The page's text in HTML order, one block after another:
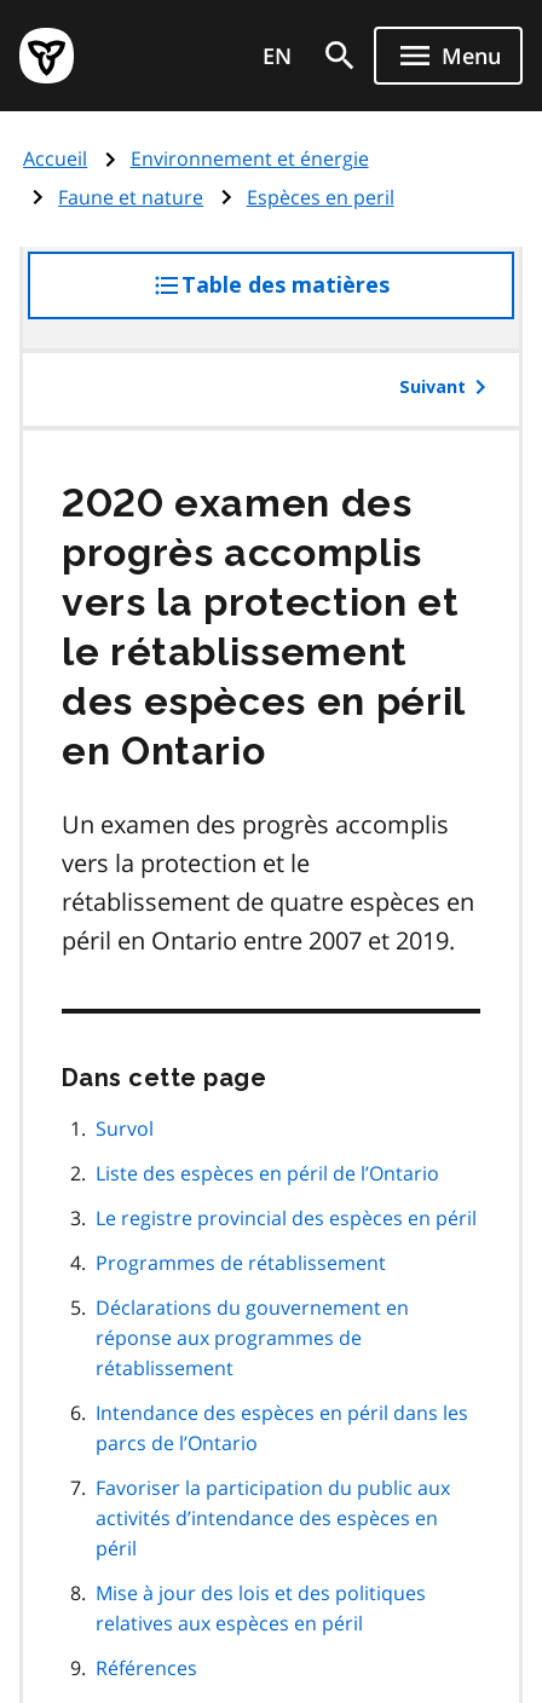
au
contenu
principal
Page
d'accueil
de
l'Ontario
EN Menu
Accueil
Environnement et énergie
Faune et nature
Espèces en peril
Table des matières
à
table
Suivant
2020 examen des
progrès accomplis
vers la protection et
le rétablissement
des espèces en péril
en Ontario
Un examen des progrès accomplis
vers la protection et le
rétablissement de quatre espèces en
péril en Ontario entre 2007 et 2019.
Dans cette page
page
Survol
Liste des espèces en péril de l’Ontario
Le registre provincial des espèces en péril
Programmes de rétablissement
Déclarations du gouvernement en
réponse aux programmes de
rétablissement
Intendance des espèces en péril dans les
parcs de l’Ontario
Favoriser la participation du public aux
activités d’intendance des espèces en
péril
Mise à jour des lois et des politiques
relatives aux espèces en péril
Références